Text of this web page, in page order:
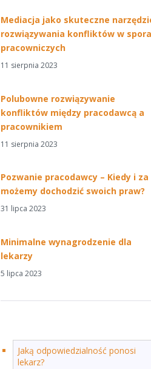
Mediacja jako skuteczne
rozwiązywania konfliktów w
pracowniczych
11 sierpnia 2023
Polubowne rozwiązywanie
konfliktów między pracodawcą a
pracownikiem
11 sierpnia 2023
Pozwanie pracodawcy – Kiedy i za
możemy dochodzić swoich praw?
31 lipca 2023
Minimalne wynagrodzenie dla
lekarzy
5 lipca 2023
Jaką odpowiedzialność ponosi
lekarz?